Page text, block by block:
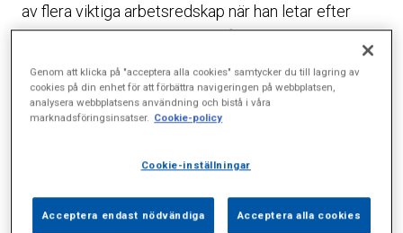
av flera viktiga arbetsredskap när han letar efter
pigmentfläckar som kan innehålla den potentiellt
– Det är en lurig tumör som kan gömma sig överallt
på kroppen och därför måste jag börja i hårbotten
upp till huvudet igen.
Normalt tar en genomgång cirka 15 minuter under
Genom att klicka på "acceptera alla cookies" samtycker du till lagring av
cookies på din enhet för att förbättra navigeringen på webbplatsen,
analysera webbplatsens användning och bistå i våra
marknadsföringsinsatser. Cookie-policy
Cookie-inställningar
Acceptera endast nödvändiga Acceptera alla cookies